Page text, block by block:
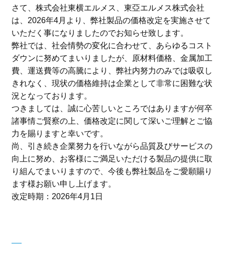
さて、株式会社東横エルメス、東亞エルメス株式会社
は、 2026年4月より、弊社製品の価格改定を実施させて
いただく事になりましたのでお知らせ致します。
弊社では、社会情勢の変化に合わせて、あらゆるコスト
ダウンに努めてまいりましたが、原材料価格、金属加工
費、運送費等の高騰により、弊社内努力のみでは吸収し
きれなく、現状の価格維持は企業として非常に困難な状
況となっております。
つきましては、誠に心苦しいところではありますが何卒
諸事情ご賢察の上、価格改定に関して深いご理解とご協
力を賜りますと幸いです。
尚、引き続き企業努力を行いながら品質及びサービスの
向上に努め、お客様にご満足いただける製品の提供に取
り組んでまいりますので、今後も弊社製品をご愛願賜り
ます様お願い申し上げます。
改定時期： 2026年4月 1 日